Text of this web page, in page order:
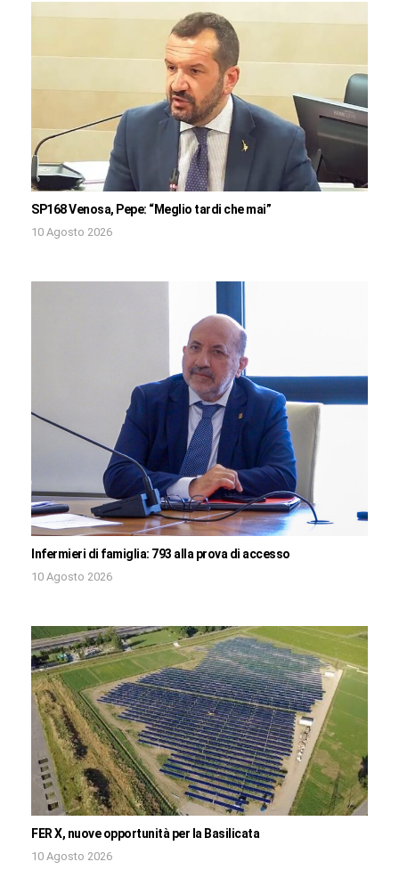
SP168 Venosa, Pepe: “Meglio tardi che mai”
10 Agosto 2026
Infermieri di famiglia: 793 alla prova di accesso
10 Agosto 2026
FER X, nuove opportunità per la Basilicata
10 Agosto 2026